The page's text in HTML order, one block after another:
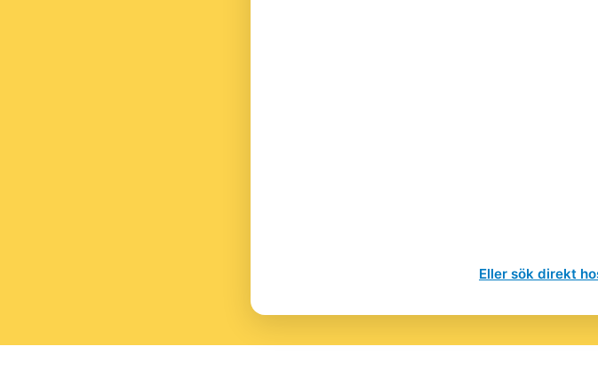
Eller sök direkt